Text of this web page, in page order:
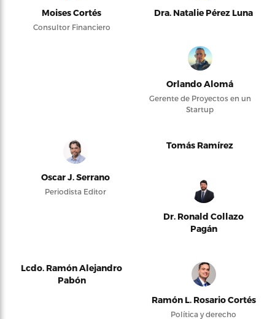
Moises Cortés
Consultor Financiero
Dra. Natalie Pérez Luna
Orlando Alomá
Gerente de Proyectos en un
Startup
Oscar J. Serrano
Periodista Editor
Tomás Ramírez
Dr. Ronald Collazo
Pagán
Lcdo. Ramón Alejandro
Pabón
Ramón L. Rosario Cortés
Política y derecho